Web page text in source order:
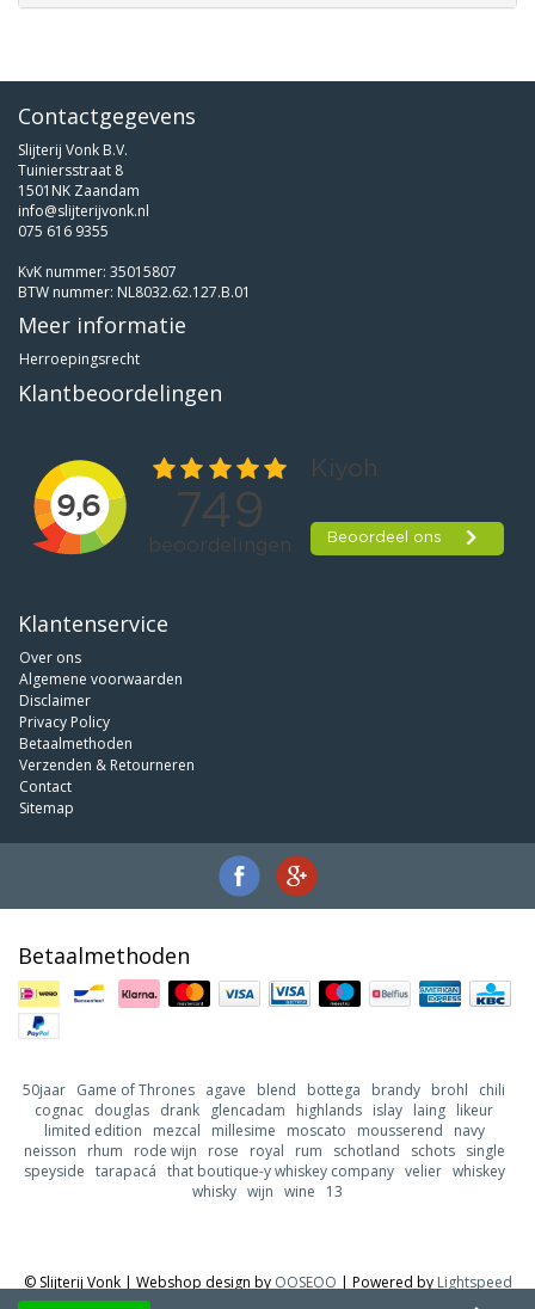
Contactgegevens
Slijterij Vonk B.V.
Tuiniersstraat 8
1501NK Zaandam
info@slijterijvonk.nl
075 616 9355
KvK nummer: 35015807
BTW nummer: NL8032.62.127.B.01
Meer informatie
Herroepingsrecht
Klantbeoordelingen
Klantenservice
Over ons
Algemene voorwaarden
Disclaimer
Privacy Policy
Betaalmethoden
Verzenden & Retourneren
Contact
Sitemap
Betaalmethoden
50jaar Game of Thrones agave blend bottega brandy brohl
chili
cognac douglas drank glencadam highlands islay laing likeur
limited edition
mezcal millesime moscato mousserend
navy
neisson
rhum rode wijn rose royal rum schotland schots
single
speyside tarapacá that boutique-y whiskey company velier whiskey
whisky wijn wine 13
© Slijterij Vonk | Webshop design by OOSEOO | Powered by Lightspeed